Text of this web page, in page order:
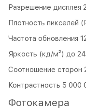
Разрешение дисплея
Плотность пикселей
Частота обновления
Яркость (кд/м²) до
Соотношение сторон
Контрастность 5 000
Фотокамера